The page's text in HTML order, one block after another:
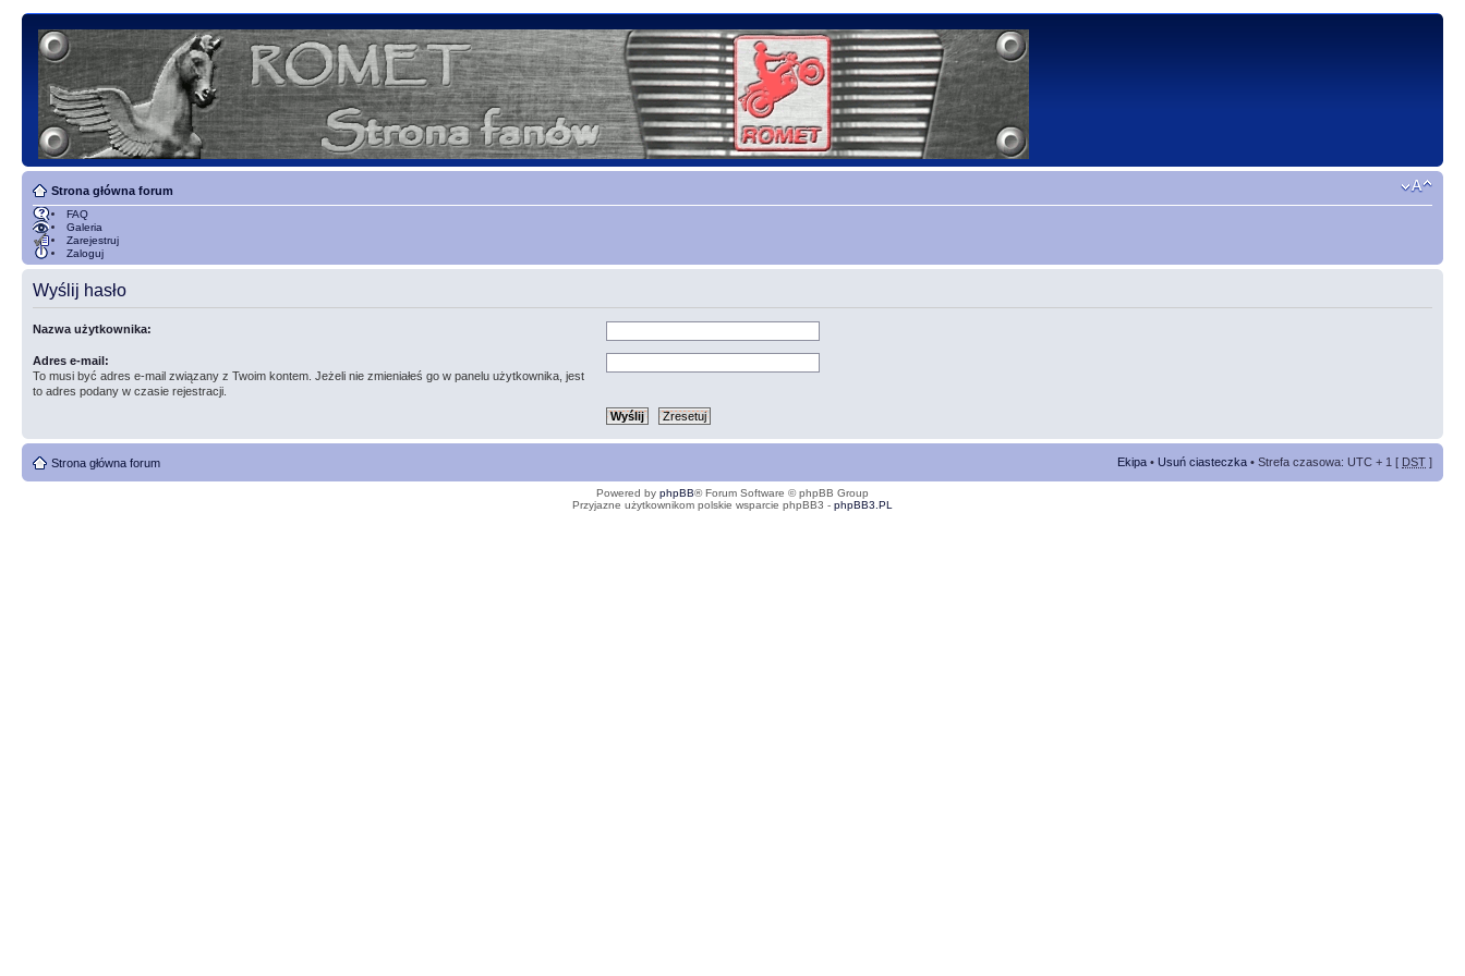
Strona główna forum
FAQ
Galeria
Zarejestruj
Zaloguj
Wyślij hasło
Nazwa użytkownika:
Adres e-mail:
To musi być adres e-mail związany z Twoim kontem. Jeżeli nie zmieniałeś go w panelu użytkownika, jest
to adres podany w czasie rejestracji.
Strona główna forum Ekipa • Usuń ciasteczka • Strefa czasowa: UTC + 1 [ DST ]
Powered by phpBB® Forum Software © phpBB Group
Przyjazne użytkownikom polskie wsparcie phpBB3 - phpBB3.PL